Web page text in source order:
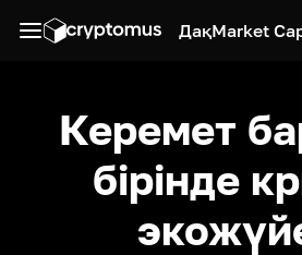
ДақMarket
Керемет
бірінде